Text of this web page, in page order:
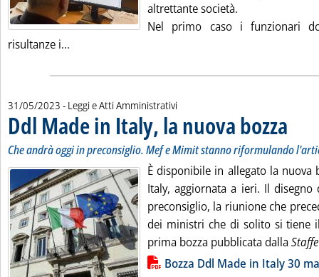
altrettante società.
Nel primo caso i funzionari
risultanze i...
31/05/2023 - Leggi e Atti Amministrativi
Ddl Made in Italy, la nuova bozza
Che andrà oggi in preconsiglio. Mef e Mimit stanno riformulando
È disponibile in allegato la nuova
Italy, aggiornata a ieri. Il
preconsiglio, la riunione che
dei ministri che di solito si tiene
prima bozza pubblicata dalla
Lista allegati PDF alla notiziaBozza Ddl Made in Italy 30